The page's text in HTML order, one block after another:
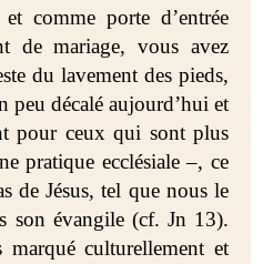
comme porte d’entrée
de mariage, vous avez
du lavement des pieds,
peu décalé aujourd’hui et
pour ceux qui sont plus
pratique ecclésiale –, ce
de Jésus, tel que nous le
son évangile (cf. Jn 13).
marqué culturellement et